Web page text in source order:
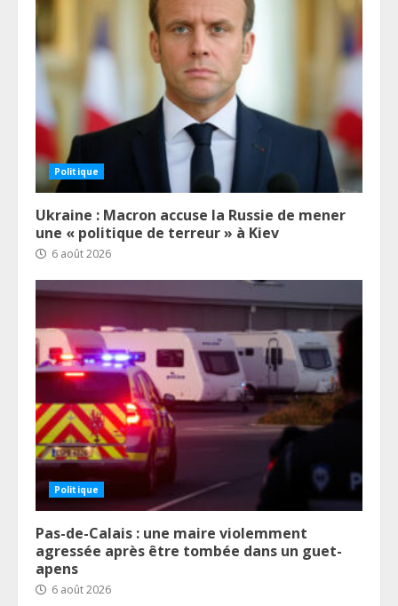
Politique
Ukraine : Macron accuse la Russie de mener
une « politique de terreur » à Kiev
6 août 2026
Politique
Pas-de-Calais : une maire violemment
agressée après être tombée dans un guet-
apens
6 août 2026